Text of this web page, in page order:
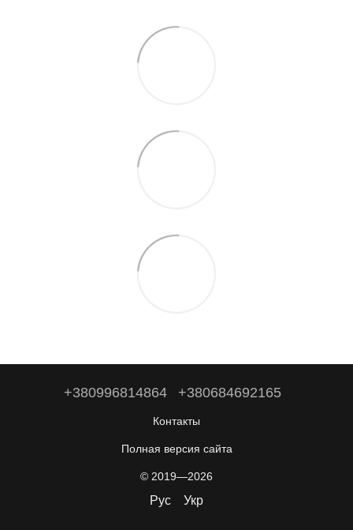
+380996814864 +380684692165
Контакты
Полная версия сайта
© 2019—2026
Рус Укр